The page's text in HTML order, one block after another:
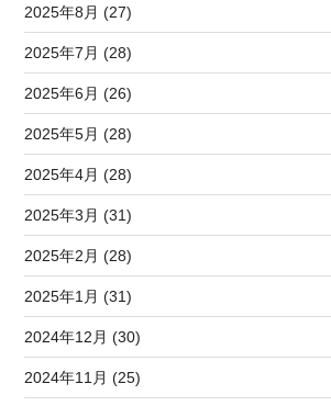
2025年8月 (27)
2025年7月 (28)
2025年6月 (26)
2025年5月 (28)
2025年4月 (28)
2025年3月 (31)
2025年2月 (28)
2025年1月 (31)
2024年12月 (30)
2024年11月 (25)